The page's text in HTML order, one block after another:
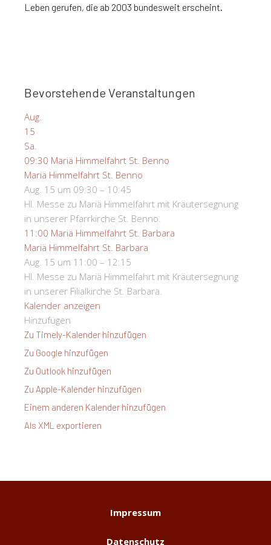
Leben gerufen, die ab 2003 bundesweit erscheint.
Bevorstehende Veranstaltungen
Aug.
15
Sa.
09:30 Mariä Himmelfahrt St. Benno
Mariä Himmelfahrt St. Benno
Aug. 15 um 09:30 – 10:45
Hl. Messe zu Mariä Himmelfahrt mit Kräutersegnung
in unserer Pfarrkirche St. Benno.
11:00 Mariä Himmelfahrt St. Barbara
Mariä Himmelfahrt St. Barbara
Aug. 15 um 11:00 – 12:15
Hl. Messe zu Mariä Himmelfahrt mit Kräutersegnung
in unserer Filialkirche St. Barbara.
Kalender anzeigen
Hinzufügen
Zu Timely-Kalender hinzufügen
Zu Google hinzufügen
Zu Outlook hinzufügen
Zu Apple-Kalender hinzufügen
Einem anderen Kalender hinzufügen
Als XML exportieren
Impressum
Datenschutz